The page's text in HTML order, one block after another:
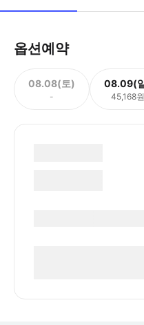
옵션예약
08.08(토)
-
08.09(
45,168원